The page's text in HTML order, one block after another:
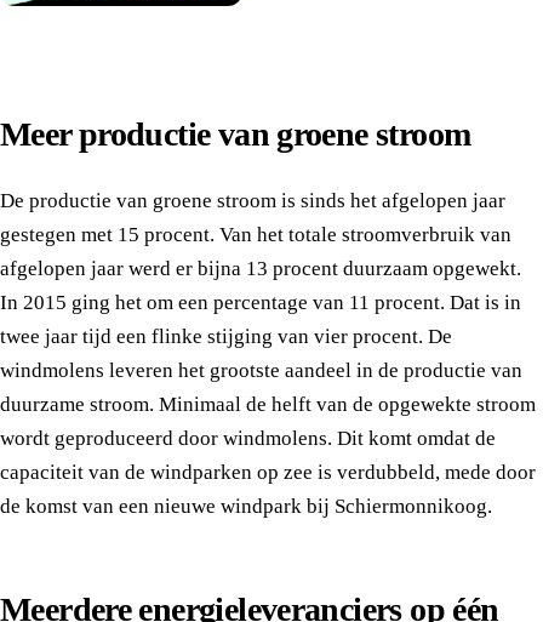
Meer productie van groene stroom
De productie van groene stroom is sinds het afgelopen jaar
gestegen met 15 procent. Van het totale stroomverbruik van
afgelopen jaar werd er bijna 13 procent duurzaam opgewekt.
In 2015 ging het om een percentage van 11 procent. Dat is in
twee jaar tijd een flinke stijging van vier procent. De
windmolens leveren het grootste aandeel in de productie van
duurzame stroom. Minimaal de helft van de opgewekte stroom
wordt geproduceerd door windmolens. Dit komt omdat de
capaciteit van de windparken op zee is verdubbeld, mede door
de komst van een nieuwe windpark bij Schiermonnikoog.
Meerdere energieleveranciers op één